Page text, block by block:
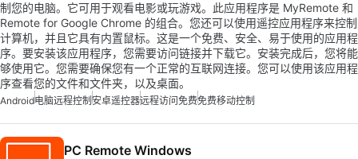
制您的电脑。它可用于观看电影或玩游戏。此应用程序是 MyRemote 和
Remote for Google Chrome 的组合。您还可以使用遥控应用程序来控制
计算机，并且它具有内置鼠标。这是一个免费、安全、易于使用的应用程
序。要安装该应用程序，您需要访问链接并下载它。安装完成后，您将能
够使用它。您需要确保您有一个正常的互联网连接。您可以使用该应用程
序查看您的文件和文件夹，以及桌面。
Android电脑远程控制 安卓遥控器远程访问免费免费移动控制
PC Remote Windows